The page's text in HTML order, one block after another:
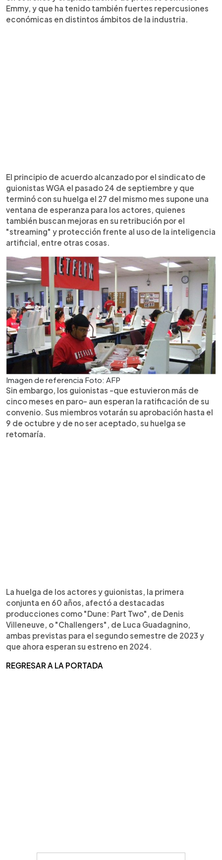
Emmy, y que ha tenido también fuertes repercusiones
económicas en distintos ámbitos de la industria.
El principio de acuerdo alcanzado por el sindicato de
guionistas WGA el pasado 24 de septiembre y que
terminó con su huelga el 27 del mismo mes supone una
ventana de esperanza para los actores, quienes
también buscan mejoras en su retribución por el
"streaming" y protección frente al uso de la inteligencia
artificial, entre otras cosas.
Imagen de referencia Foto: AFP
Sin embargo, los guionistas -que estuvieron más de
cinco meses en paro- aun esperan la ratificación de su
convenio. Sus miembros votarán su aprobación hasta el
9 de octubre y de no ser aceptado, su huelga se
retomaría.
La huelga de los actores y guionistas, la primera
conjunta en 60 años, afectó a destacadas
producciones como "Dune: Part Two", de Denis
Villeneuve, o "Challengers", de Luca Guadagnino,
ambas previstas para el segundo semestre de 2023 y
que ahora esperan su estreno en 2024.
REGRESAR A LA PORTADA